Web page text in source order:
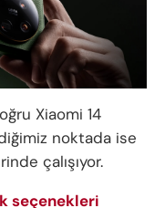
Xiaomi 14
noktada ise
çalışıyor.
seçenekleri